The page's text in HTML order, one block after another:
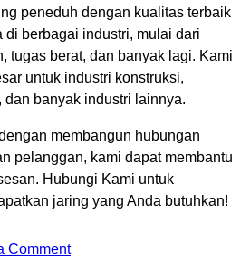
peneduh dengan kualitas terbaik
di berbagai industri, mulai dari
tugas berat, dan banyak lagi. Kami
untuk industri konstruksi,
dan banyak industri lainnya.
membangun hubungan
pelanggan, kami dapat membantu
Hubungi Kami untuk
jaring yang Anda butuhkan!
Comment